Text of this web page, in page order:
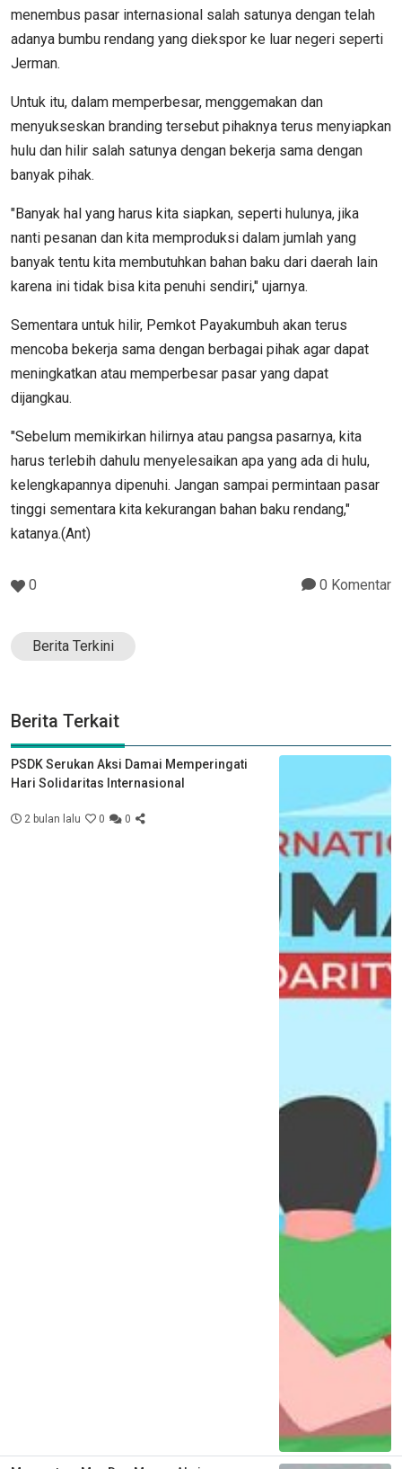
menembus pasar internasional salah satunya dengan telah
adanya bumbu rendang yang diekspor ke luar negeri seperti
Jerman.
Untuk itu, dalam memperbesar, menggemakan dan
menyukseskan branding tersebut pihaknya terus menyiapkan
hulu dan hilir salah satunya dengan bekerja sama dengan
banyak pihak.
"Banyak hal yang harus kita siapkan, seperti hulunya, jika
nanti pesanan dan kita memproduksi dalam jumlah yang
banyak tentu kita membutuhkan bahan baku dari daerah lain
karena ini tidak bisa kita penuhi sendiri," ujarnya.
Sementara untuk hilir, Pemkot Payakumbuh akan terus
mencoba bekerja sama dengan berbagai pihak agar dapat
meningkatkan atau memperbesar pasar yang dapat
dijangkau.
"Sebelum memikirkan hilirnya atau pangsa pasarnya, kita
harus terlebih dahulu menyelesaikan apa yang ada di hulu,
kelengkapannya dipenuhi. Jangan sampai permintaan pasar
tinggi sementara kita kekurangan bahan baku rendang,"
katanya.(Ant)
0 0 Komentar
Berita Terkini
Berita Terkait
PSDK Serukan Aksi Damai Memperingati
Hari Solidaritas Internasional
2 bulan lalu 0 0